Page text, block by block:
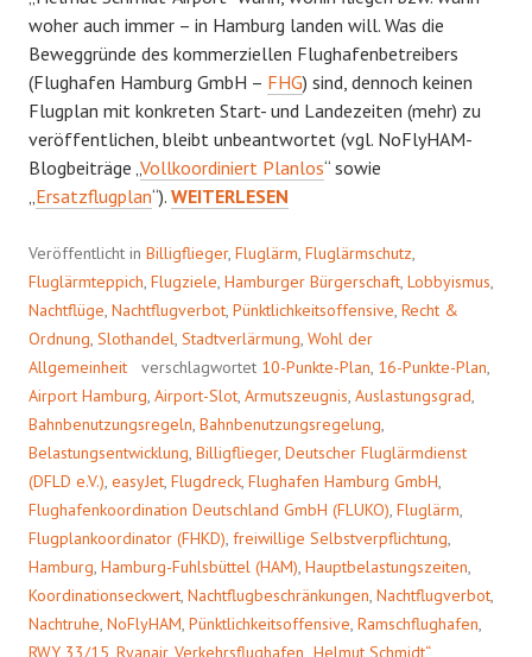
woher auch immer – in Hamburg landen will. Was die
Beweggründe des kommerziellen Flughafenbetreibers
(Flughafen Hamburg GmbH – FHG) sind, dennoch keinen
Flugplan mit konkreten Start- und Landezeiten (mehr) zu
veröffentlichen, bleibt unbeantwortet (vgl. NoFlyHAM-
Blogbeiträge „Vollkoordiniert Planlos“ sowie
„Ersatzflugplan“). FLUGPLANKOORDINATION
WEITERLESEN
Veröffentlicht in Billigflieger, Fluglärm, Fluglärmschutz,
Fluglärmteppich, Flugziele, Hamburger Bürgerschaft, Lobbyismus,
Nachtflüge, Nachtflugverbot, Pünktlichkeitsoffensive, Recht &
Ordnung, Slothandel, Stadtverlärmung, Wohl der
Allgemeinheit
verschlagwortet 10-Punkte-Plan, 16-Punkte-Plan,
Airport Hamburg, Airport-Slot, Armutszeugnis, Auslastungsgrad,
Bahnbenutzungsregeln, Bahnbenutzungsregelung,
Belastungsentwicklung, Billigflieger, Deutscher Fluglärmdienst
(DFLD e.V.), easyJet, Flugdreck, Flughafen Hamburg GmbH,
Flughafenkoordination Deutschland GmbH (FLUKO), Fluglärm,
Flugplankoordinator (FHKD), freiwillige Selbstverpflichtung,
Hamburg, Hamburg-Fuhlsbüttel (HAM), Hauptbelastungszeiten,
Koordinationseckwert, Nachtflugbeschränkungen, Nachtflugverbot,
Nachtruhe, NoFlyHAM, Pünktlichkeitsoffensive, Ramschflughafen,
RWY 33/15 Ryanair, Verkehrsflughafen „Helmut Schmidt“,